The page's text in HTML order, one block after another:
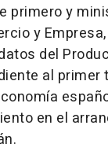
primero y
y
del
al primer
en el